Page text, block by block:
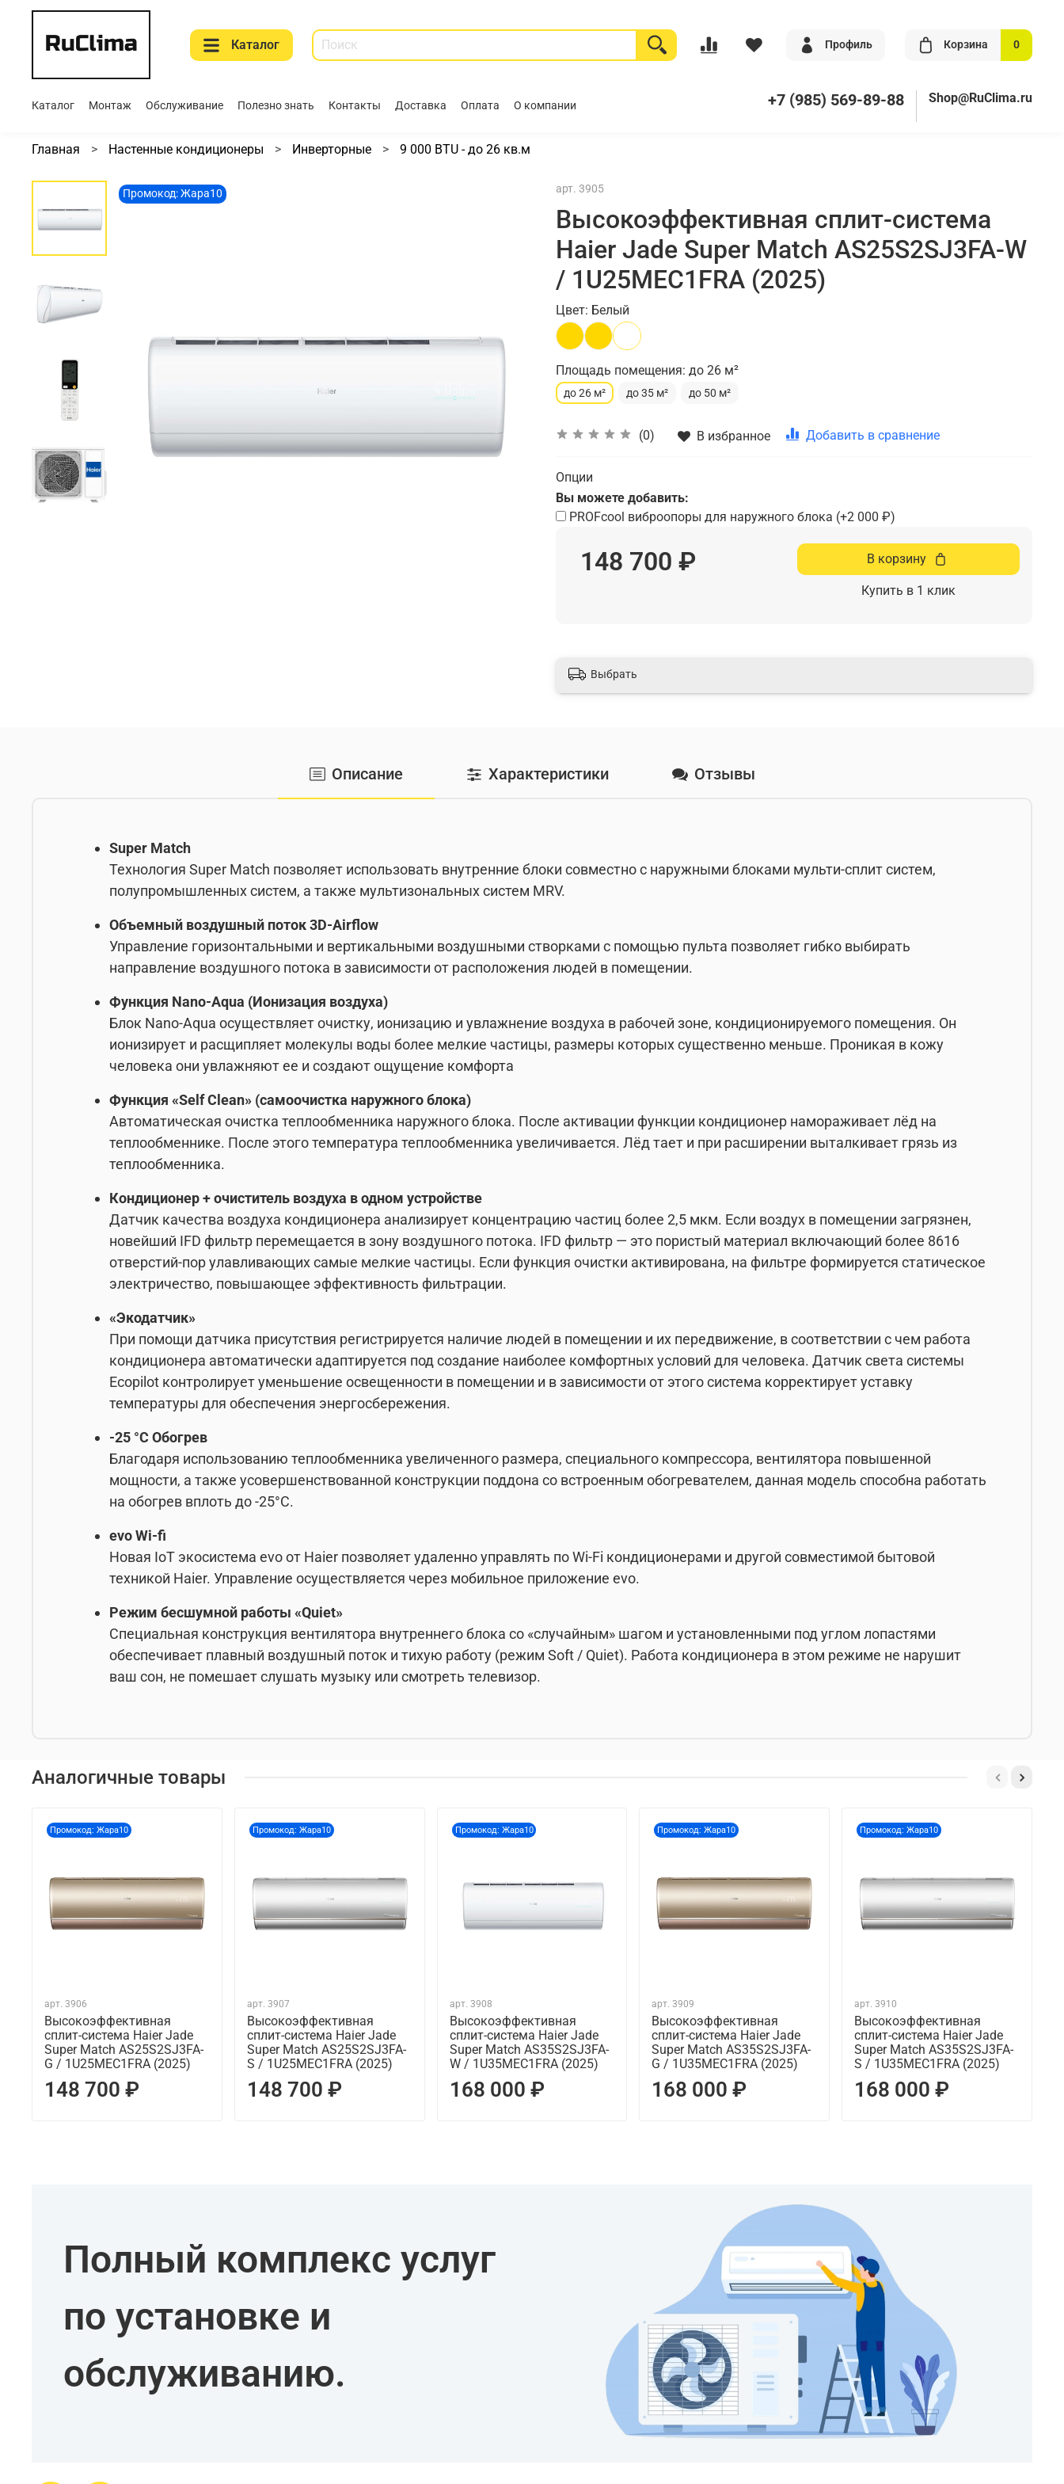
Каталог Профиль Корзина 0
Каталог Монтаж Обслуживание Полезно знать Контакты Доставка Оплата О компании +7 (985) 569-89-88 Shop@RuClima.ru
Главная Настенные кондиционеры Инверторные 9 000 BTU - до 26 кв.м
Промокод: Жара10 арт. 3905
Высокоэффективная сплит-система
Haier Jade Super Match AS25S2SJ3FA-W
/ 1U25MEC1FRA (2025)
Цвет: Белый
Площадь помещения: до 26 м²
до 26 м² до 35 м² до 50 м²
(0) В избранное Добавить в сравнение
Опции
Вы можете добавить:
PROFcool виброопоры для наружного блока (+2 000 ₽)
148 700 ₽ В корзину
Купить в 1 клик
Выбрать
Описание Характеристики Отзывы
Super Match
Технология Super Match позволяет использовать внутренние блоки совместно с наружными блоками мульти-сплит систем,
полупромышленных систем, а также мультизональных систем MRV.
Объемный воздушный поток 3D-Airflow
Управление горизонтальными и вертикальными воздушными створками с помощью пульта позволяет гибко выбирать
направление воздушного потока в зависимости от расположения людей в помещении.
Функция Nano-Aqua (Ионизация воздуха)
Блок Nano-Aqua осуществляет очистку, ионизацию и увлажнение воздуха в рабочей зоне, кондиционируемого помещения. Он
ионизирует и расщипляет молекулы воды более мелкие частицы, размеры которых существенно меньше. Проникая в кожу
человека они увлажняют ее и создают ощущение комфорта
Функция «Self Clean» (самоочистка наружного блока)
Автоматическая очистка теплообменника наружного блока. После активации функции кондиционер намораживает лёд на
теплообменнике. После этого температура теплообменника увеличивается. Лёд тает и при расширении выталкивает грязь из
теплообменника.
Кондиционер + очиститель воздуха в одном устройстве
Датчик качества воздуха кондиционера анализирует концентрацию частиц более 2,5 мкм. Если воздух в помещении загрязнен,
новейший IFD фильтр перемещается в зону воздушного потока. IFD фильтр — это пористый материал включающий более 8616
отверстий-пор улавливающих самые мелкие частицы. Если функция очистки активирована, на фильтре формируется статическое
электричество, повышающее эффективность фильтрации.
«Экодатчик»
При помощи датчика присутствия регистрируется наличие людей в помещении и их передвижение, в соответствии с чем работа
кондиционера автоматически адаптируется под создание наиболее комфортных условий для человека. Датчик света системы
Ecopilot контролирует уменьшение освещенности в помещении и в зависимости от этого система корректирует уставку
температуры для обеспечения энергосбережения.
-25 °С Обогрев
Благодаря использованию теплообменника увеличенного размера, специального компрессора, вентилятора повышенной
мощности, а также усовершенствованной конструкции поддона со встроенным обогревателем, данная модель способна работать
на обогрев вплоть до -25°С.
evo Wi-fi
Новая IoT экосистема evo от Haier позволяет удаленно управлять по Wi-Fi кондиционерами и другой совместимой бытовой
техникой Haier. Управление осуществляется через мобильное приложение evo.
Режим бесшумной работы «Quiet»
Специальная конструкция вентилятора внутреннего блока со «случайным» шагом и установленными под углом лопастями
обеспечивает плавный воздушный поток и тихую работу (режим Soft / Quiet). Работа кондиционера в этом режиме не нарушит
ваш сон, не помешает слушать музыку или смотреть телевизор.
Аналогичные товары
Промокод: Жара10
арт. 3906
Высокоэффективная
сплит-система Haier Jade
Super Match AS25S2SJ3FA-
G / 1U25MEC1FRA (2025)
148 700 ₽
Промокод: Жара10
арт. 3907
Высокоэффективная
сплит-система Haier Jade
Super Match AS25S2SJ3FA-
S / 1U25MEC1FRA (2025)
148 700 ₽
Промокод: Жара10
арт. 3908
Высокоэффективная
сплит-система Haier Jade
Super Match AS35S2SJ3FA-
W / 1U35MEC1FRA (2025)
168 000 ₽
Промокод: Жара10
арт.3909
Высокоэффективная
сплит-система Haier Jade
Super Match AS35S2SJ3FA-
G / 1U35MEC1FRA (2025)
168 000 ₽
Промокод: Жара10
арт.3910
Высокоэффективная
сплит-система Haier Jade
Super Match AS35S2SJ3FA-
S / 1U35MEC1FRA (2025)
168 000 ₽
Полный комплекс услуг
по установке и
обслуживанию.